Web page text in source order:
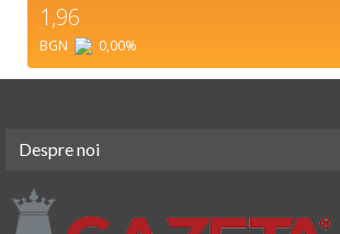
1,96
BGN 0,00%
Despre noi